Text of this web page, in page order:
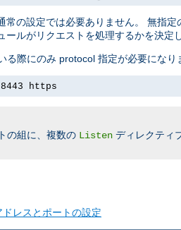
常の設定では必要ありません。 無指定
ールがリクエストを処理するかを決定
る際にのみ protocol 指定が必要になり
https
の組に、複数の Listen ディレクティ
レスとポートの設定